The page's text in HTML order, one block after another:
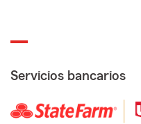
Servicios bancarios